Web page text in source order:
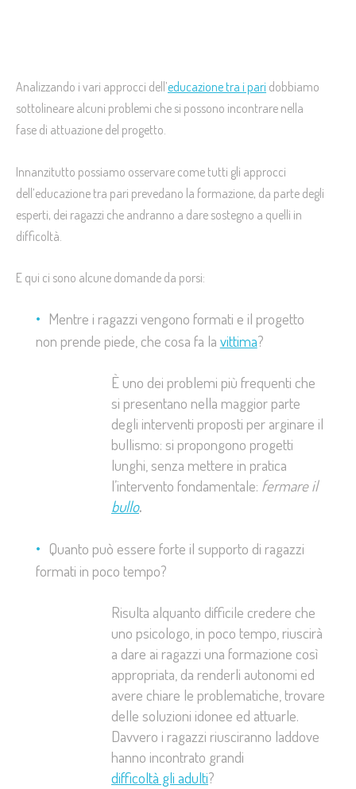
Analizzando i vari approcci dell’educazione tra i pari dobbiamo
sottolineare alcuni problemi che si possono incontrare nella
fase di attuazione del progetto.
Innanzitutto possiamo osservare come tutti gli approcci
dell’educazione tra pari prevedano la formazione, da parte degli
esperti, dei ragazzi che andranno a dare sostegno a quelli in
difficoltà.
E qui ci sono alcune domande da porsi:
Mentre i ragazzi vengono formati e il progetto
non prende piede, che cosa fa la vittima?
È uno dei problemi più frequenti che
si presentano nella maggior parte
degli interventi proposti per arginare il
bullismo: si propongono progetti
lunghi, senza mettere in pratica
l’intervento fondamentale: fermare il
bullo.
Quanto può essere forte il supporto di ragazzi
formati in poco tempo?
Risulta alquanto difficile credere che
uno psicologo, in poco tempo, riuscirà
a dare ai ragazzi una formazione così
appropriata, da renderli autonomi ed
avere chiare le problematiche, trovare
delle soluzioni idonee ed attuarle.
Davvero i ragazzi riusciranno laddove
hanno incontrato grandi
difficoltà gli adulti?